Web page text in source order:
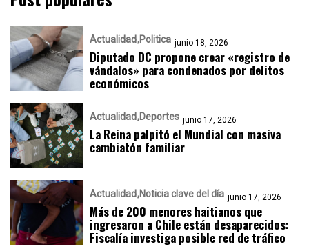
Actualidad Politica junio 18, 2026
Diputado DC propone crear «registro de
vándalos» para condenados por delitos
económicos
Actualidad Deportes junio 17, 2026
La Reina palpitó el Mundial con masiva
cambiatón familiar
Actualidad Noticia clave del día junio 17, 2026
Más de 200 menores haitianos que
ingresaron a Chile están desaparecidos:
Fiscalía investiga posible red de tráfico